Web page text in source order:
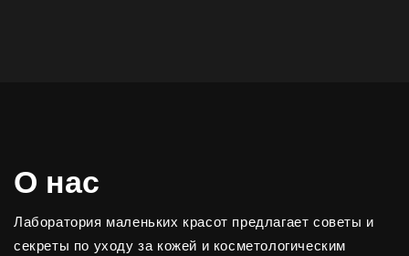
О нас
Лаборатория маленьких красот предлагает советы и
секреты по уходу за кожей и косметологическим